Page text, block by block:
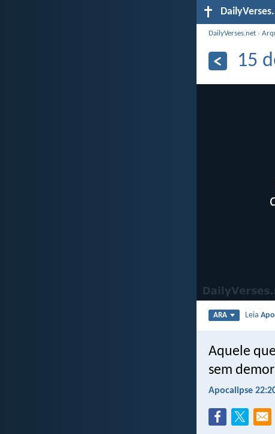
DailyVerses.net ›
15
ARA Leia
Aquele
sem
Apocalipse